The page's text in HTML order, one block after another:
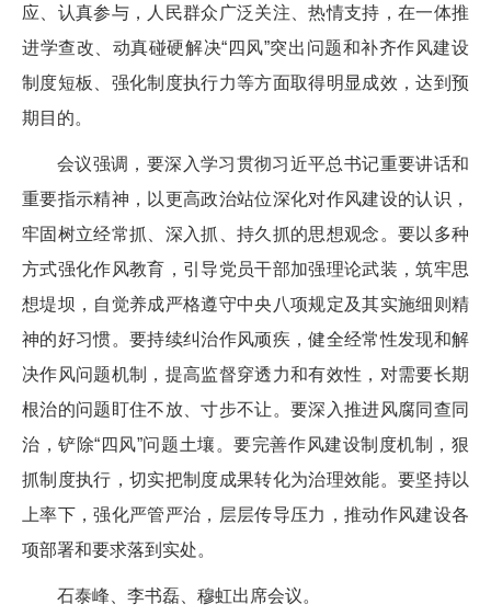
应、认真参与，人民群众广泛关注、热情支持，在一体推
进学查改、动真碰硬解决“四风”突出问题和补齐作风建设
制度短板、强化制度执行力等方面取得明显成效，达到预
期目的。
会议强调，要深入学习贯彻习近平总书记重要讲话和
重要指示精神，以更高政治站位深化对作风建设的认识，
牢固树立经常抓、深入抓、持久抓的思想观念。要以多种
方式强化作风教育，引导党员干部加强理论武装，筑牢思
想堤坝，自觉养成严格遵守中央八项规定及其实施细则精
神的好习惯。要持续纠治作风顽疾，健全经常性发现和解
决作风问题机制，提高监督穿透力和有效性，对需要长期
根治的问题盯住不放、寸步不让。要深入推进风腐同查同
治，铲除“四风”问题土壤。要完善作风建设制度机制，狠
抓制度执行，切实把制度成果转化为治理效能。要坚持以
上率下，强化严管严治，层层传导压力，推动作风建设各
项部署和要求落到实处。
石泰峰、李书磊、穆虹出席会议。